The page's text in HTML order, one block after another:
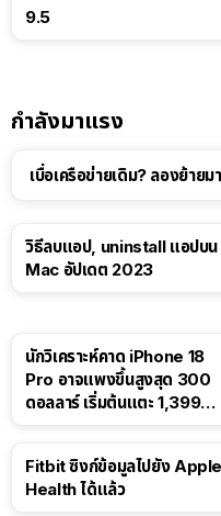
9.5
กำลังมาแรง
เบื่อเครือข่ายเดิม? ลองย้าย
วิธีลบแอป, uninstall แอปบน
Mac อัปเดต 2023
นักวิเคราะห์คาด iPhone 18
Pro อาจแพงขึ้นสูงสุด 300
ดอลลาร์ เริ่มต้นแตะ 1,399
Fitbit ซิงก์ข้อมูลไปยัง Apple
Health ได้แล้ว